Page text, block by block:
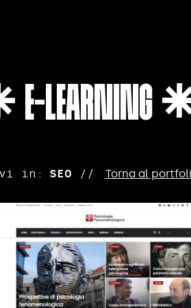
E-LEARNING 
in: SEO // Torna al